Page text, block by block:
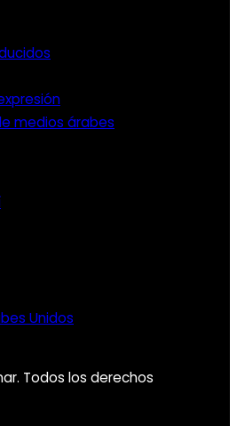
medios árabes
Unidos
Todos los derechos